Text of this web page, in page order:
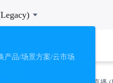
产品/场景方案/云市场